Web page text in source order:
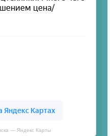
— Яндекс Карты